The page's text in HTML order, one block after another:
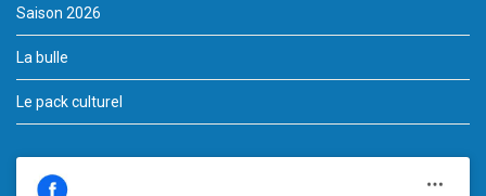
Saison 2026
La bulle
Le pack culturel